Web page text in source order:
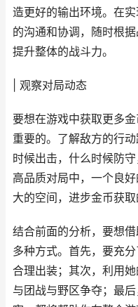
造更好的输出环境。在
的沟通和协调，随时根
提升整体的战斗力。
| 观察对局动态
要想在游戏中获取更多
重要的。了解敌方的行
时候出击，什么时候防
高品质对局中，一个良
大的空间，进步金币获取
结合前面的分析，要想
多种方式。首先，要充
合理出装；其次，利用
与团战与野区争夺；最